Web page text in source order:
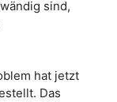
sind,
hat jetzt
Das